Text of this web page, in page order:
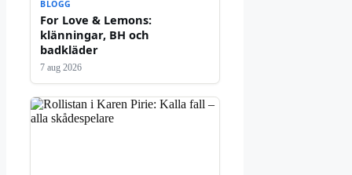
BLOGG
For Love & Lemons:
klänningar, BH och
badkläder
7 aug 2026